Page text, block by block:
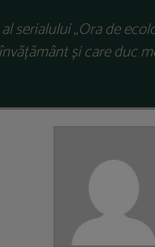
serialului „Ora de
și care duc